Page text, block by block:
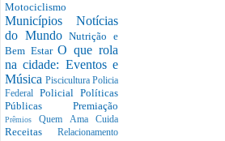
Motociclismo
Municípios Notícias
do MundoNutrição e
Bem EstarO que rola
na cidade: Eventos e
Música Piscicultura Policia
Federal Policial Políticas
Públicas Premiação
PrêmiosQuem Ama Cuida
Receitas Relacionamento